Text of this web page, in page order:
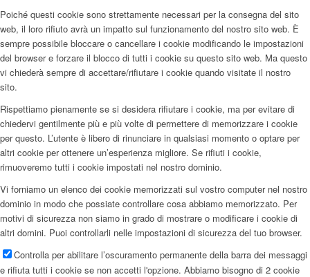
Poiché questi cookie sono strettamente necessari per la consegna del sito
web, il loro rifiuto avrà un impatto sul funzionamento del nostro sito web. È
sempre possibile bloccare o cancellare i cookie modificando le impostazioni
del browser e forzare il blocco di tutti i cookie su questo sito web. Ma questo
vi chiederà sempre di accettare/rifiutare i cookie quando visitate il nostro
sito.
Rispettiamo pienamente se si desidera rifiutare i cookie, ma per evitare di
chiedervi gentilmente più e più volte di permettere di memorizzare i cookie
per questo. L’utente è libero di rinunciare in qualsiasi momento o optare per
altri cookie per ottenere un’esperienza migliore. Se rifiuti i cookie,
rimuoveremo tutti i cookie impostati nel nostro dominio.
Vi forniamo un elenco dei cookie memorizzati sul vostro computer nel nostro
dominio in modo che possiate controllare cosa abbiamo memorizzato. Per
motivi di sicurezza non siamo in grado di mostrare o modificare i cookie di
altri domini. Puoi controllarli nelle impostazioni di sicurezza del tuo browser.
Controlla per abilitare l’oscuramento permanente della barra dei messaggi
e rifiuta tutti i cookie se non accetti l'opzione. Abbiamo bisogno di 2 cookie